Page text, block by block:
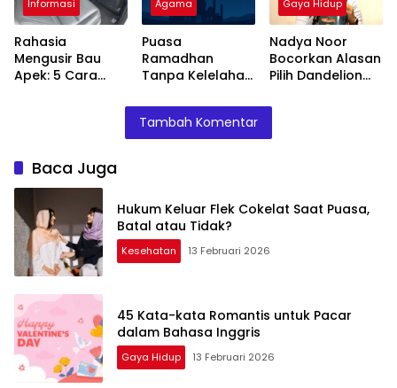
Informasi
Rahasia
Mengusir Bau
Apek: 5 Cara
Agama
Puasa
Ramadhan
Tanpa Kelelahan,
Jaga Stamina
dan Imunitas
Gaya Hidup
Nadya Noor
Bocorkan Alasan
Pilih Dandelion
Ilustrasi Spesial
56 Gramedia
Tambah Komentar
Baca Juga
Hukum Keluar Flek Cokelat Saat Puasa,
Batal atau Tidak?
Kesehatan 13 Februari 2026
45 Kata-kata Romantis untuk Pacar
dalam Bahasa Inggris
Gaya Hidup 13 Februari 2026